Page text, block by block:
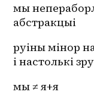
мы
абстракцыі
руіны мінор
і настолькі
мы ≠ я+я